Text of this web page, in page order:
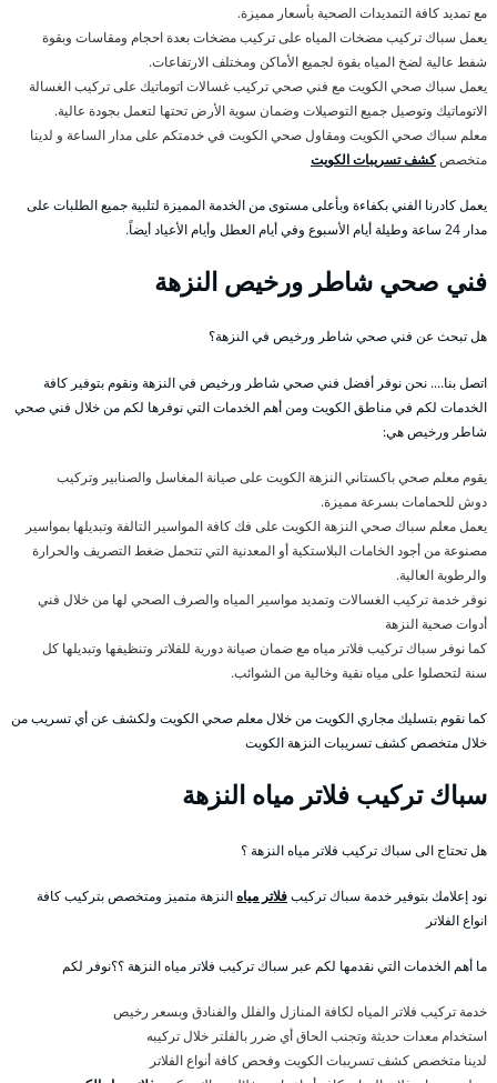
مع تمديد كافة التمديدات الصحية بأسعار مميزة.
يعمل سباك تركيب مضخات المياه على تركيب مضخات بعدة احجام ومقاسات وبقوة
شفط عالية لضخ المياه بقوة لجميع الأماكن ومختلف الارتفاعات.
يعمل سباك صحي الكويت مع فني صحي تركيب غسالات اتوماتيك على تركيب الغسالة
الاتوماتيك وتوصيل جميع التوصيلات وضمان سوية الأرض تحتها لتعمل بجودة عالية.
معلم سباك صحي الكويت ومقاول صحي الكويت في خدمتكم على مدار الساعة و لدينا
متخصصكشف تسريبات الكويت
يعمل كادرنا الفني بكفاءة وبأعلى مستوى من الخدمة المميزة لتلبية جميع الطلبات على
مدار 24 ساعة وطيلة أيام الأسبوع وفي أيام العطل وأيام الأعياد أيضاً.
فني صحي شاطر ورخيص النزهة
هل تبحث عن فني صحي شاطر ورخيص في النزهة؟
اتصل بنا…. نحن نوفر أفضل فني صحي شاطر ورخيص في النزهة ونقوم بتوفير كافة
الخدمات لكم في مناطق الكويت ومن أهم الخدمات التي نوفرها لكم من خلال فني صحي
شاطر ورخيص هي:
يقوم معلم صحي باكستاني النزهة الكويت على صيانة المغاسل والصنابير وتركيب
دوش للحمامات بسرعة مميزة.
يعمل معلم سباك صحي النزهة الكويت على فك كافة المواسير التالفة وتبديلها بمواسير
مصنوعة من أجود الخامات البلاستكية أو المعدنية التي تتحمل ضغط التصريف والحرارة
والرطوبة العالية.
نوفر خدمة تركيب الغسالات وتمديد مواسير المياه والصرف الصحي لها من خلال فني
أدوات صحية النزهة
كما نوفر سباك تركيب فلاتر مياه مع ضمان صيانة دورية للفلاتر وتنظيفها وتبديلها كل
سنة لتحصلوا على مياه نقية وخالية من الشوائب.
كما نقوم بتسليك مجاري الكويت من خلال معلم صحي الكويت ولكشف عن أي تسريب من
خلال متخصص كشف تسريبات النزهة الكويت
سباك تركيب فلاتر مياه النزهة
هل تحتاج الى سباك تركيب فلاتر مياه النزهة ؟
نود إعلامك بتوفير خدمة سباك تركيبفلاتر مياهالنزهة متميز ومتخصص بتركيب كافة
انواع الفلاتر
ما أهم الخدمات التي نقدمها لكم عبر سباك تركيب فلاتر مياه النزهة ؟؟نوفر لكم
خدمة تركيب فلاتر المياه لكافة المنازل والفلل والفنادق وبسعر رخيص
استخدام معدات حديثة وتجنب الحاق أي ضرر بالفلتر خلال تركيبه
لدينا متخصص كشف تسريبات الكويت وفحص كافة أنواع الفلاتر